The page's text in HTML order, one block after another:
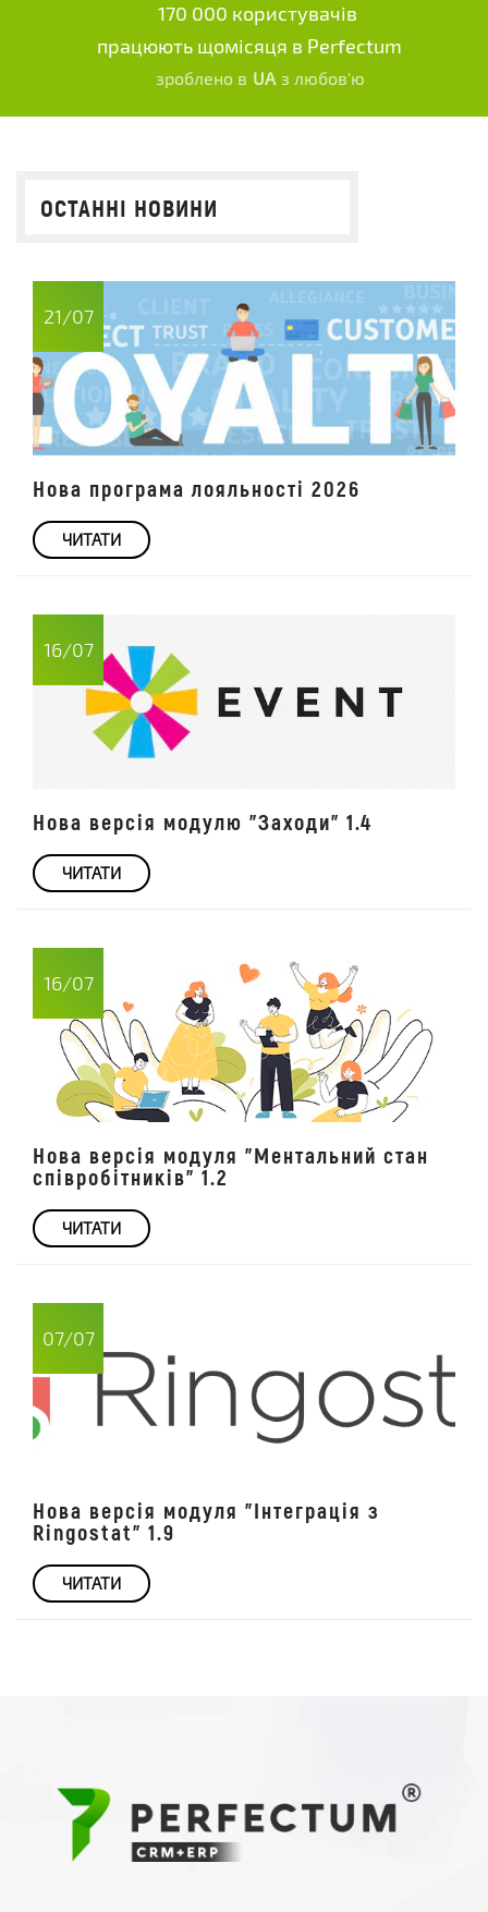
170 000 користувачів
працюють щомісяця в Perfectum
зроблено в UA з любов'ю
ОСТАННІ НОВИНИ
21/07
Нова програма лояльності 2026
ЧИТАТИ
16/07
Нова версія модулю "Заходи" 1.4
ЧИТАТИ
16/07
Нова версія модуля "Ментальний стан
співробітників" 1.2
ЧИТАТИ
07/07
Нова версія модуля "Інтеграція з
Ringostat" 1.9
ЧИТАТИ